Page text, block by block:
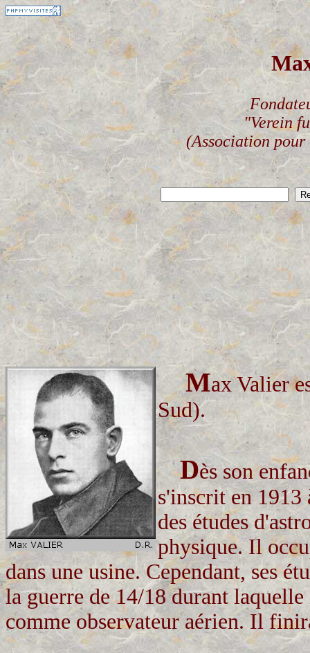
"Verein
(Association pour
Max Valier
Sud).
Dès son
s'inscrit en
des études
physique. Il
dans une usine. Cependant, ses
la guerre de 14/18 durant
comme observateur aérien. Il